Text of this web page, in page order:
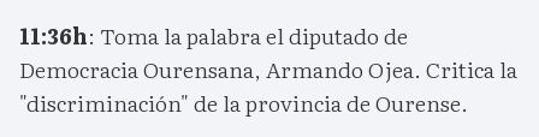
11:36h: Toma la palabra el diputado de
Democracia Ourensana, Armando Ojea. Critica la
"discriminación" de la provincia de Ourense.